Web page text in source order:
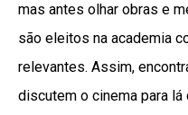
mas antes olhar obras e
são eleitos na academia
relevantes. Assim,
discutem o cinema para